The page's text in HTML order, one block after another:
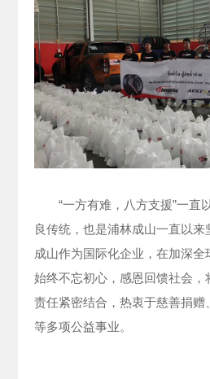
“一方有难，八方支援”一直
良传统，也是浦林成山一直以
成山作为国际化企业，在加深全
始终不忘初心，感恩回馈社会，
责任紧密结合，热衷于慈善捐赠
等多项公益事业。